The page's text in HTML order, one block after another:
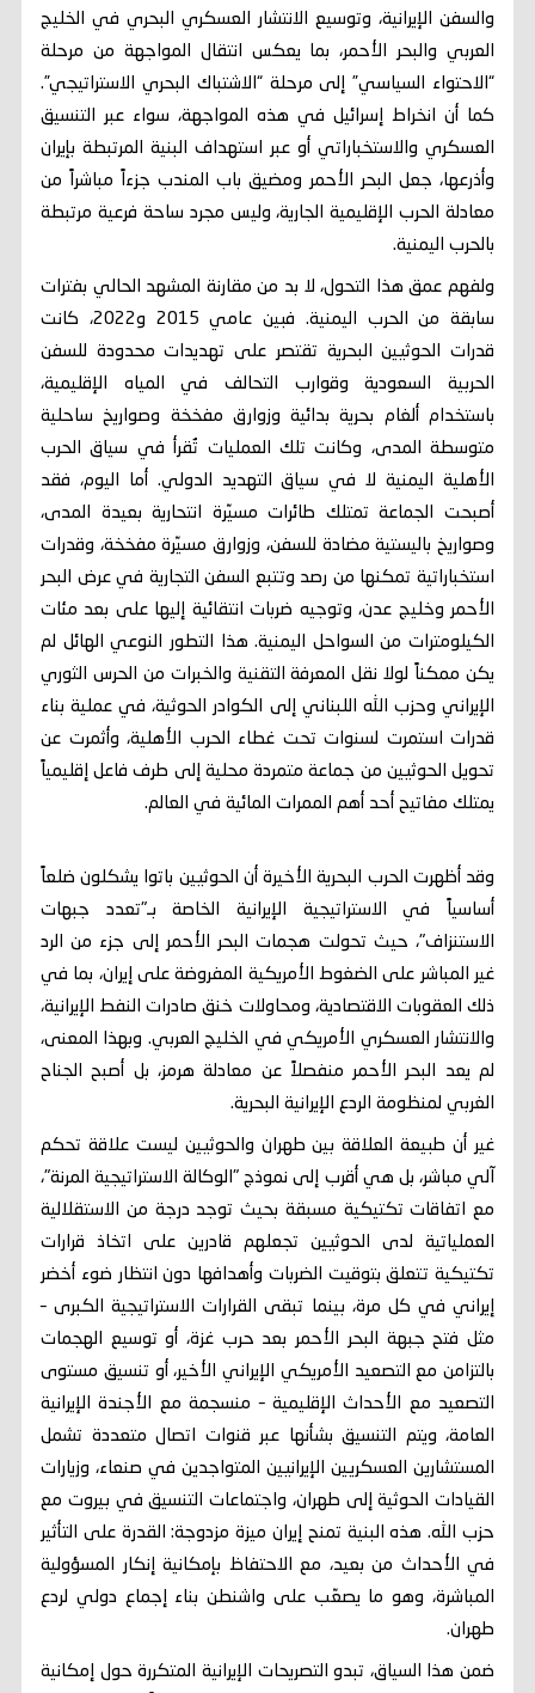
والسفن الإيرانية، وتوسيع الانتشار العسكري البحري في الخليج
العربي والبحر الأحمر، بما يعكس انتقال المواجهة من مرحلة
“الاحتواء السياسي” إلى مرحلة “الاشتباك البحري الاستراتيجي”.
كما أن انخراط إسرائيل في هذه المواجهة، سواء عبر التنسيق
العسكري والاستخباراتي أو عبر استهداف البنية المرتبطة بإيران
وأذرعها، جعل البحر الأحمر ومضيق باب المندب جزءاً مباشراً من
معادلة الحرب الإقليمية الجارية، وليس مجرد ساحة فرعية مرتبطة
بالحرب اليمنية.
ولفهم عمق هذا التحول، لا بد من مقارنة المشهد الحالي بفترات
سابقة من الحرب اليمنية. فبين عامي 2015 و2022، كانت
قدرات الحوثيين البحرية تقتصر على تهديدات محدودة للسفن
الحربية السعودية وقوارب التحالف في المياه الإقليمية،
باستخدام ألغام بحرية بدائية وزوارق مفخخة وصواريخ ساحلية
متوسطة المدى، وكانت تلك العمليات تُقرأ في سياق الحرب
الأهلية اليمنية لا في سياق التهديد الدولي. أما اليوم، فقد
أصبحت الجماعة تمتلك طائرات مسيّرة انتحارية بعيدة المدى،
وصواريخ باليستية مضادة للسفن، وزوارق مسيّرة مفخخة، وقدرات
استخباراتية تمكنها من رصد وتتبع السفن التجارية في عرض البحر
الأحمر وخليج عدن، وتوجيه ضربات انتقائية إليها على بعد مئات
الكيلومترات من السواحل اليمنية. هذا التطور النوعي الهائل لم
يكن ممكناً لولا نقل المعرفة التقنية والخبرات من الحرس الثوري
الإيراني وحزب الله اللبناني إلى الكوادر الحوثية، في عملية بناء
قدرات استمرت لسنوات تحت غطاء الحرب الأهلية، وأثمرت عن
تحويل الحوثيين من جماعة متمردة محلية إلى طرف فاعل إقليمياً
يمتلك مفاتيح أحد أهم الممرات المائية في العالم.
وقد أظهرت الحرب البحرية الأخيرة أن الحوثيين باتوا يشكلون ضلعاً
أساسياً في الاستراتيجية الإيرانية الخاصة بـ"تعدد جبهات
الاستنزاف"، حيث تحولت هجمات البحر الأحمر إلى جزء من الرد
غير المباشر على الضغوط الأمريكية المفروضة على إيران، بما في
ذلك العقوبات الاقتصادية، ومحاولات خنق صادرات النفط الإيرانية،
والانتشار العسكري الأمريكي في الخليج العربي. وبهذا المعنى،
لم يعد البحر الأحمر منفصلاً عن معادلة هرمز، بل أصبح الجناح
الغربي لمنظومة الردع الإيرانية البحرية.
غير أن طبيعة العلاقة بين طهران والحوثيين ليست علاقة تحكم
آلي مباشر، بل هي أقرب إلى نموذج "الوكالة الاستراتيجية المرنة"،
مع اتفاقات تكتيكية مسبقة بحيث توجد درجة من الاستقلالية
العملياتية لدى الحوثيين تجعلهم قادرين على اتخاذ قرارات
تكتيكية تتعلق بتوقيت الضربات وأهدافها دون انتظار ضوء أخضر
إيراني في كل مرة، بينما تبقى القرارات الاستراتيجية الكبرى –
مثل فتح جبهة البحر الأحمر بعد حرب غزة، أو توسيع الهجمات
بالتزامن مع التصعيد الأمريكي الإيراني الأخير، أو تنسيق مستوى
التصعيد مع الأحداث الإقليمية – منسجمة مع الأجندة الإيرانية
العامة، ويتم التنسيق بشأنها عبر قنوات اتصال متعددة تشمل
المستشارين العسكريين الإيرانيين المتواجدين في صنعاء، وزيارات
القيادات الحوثية إلى طهران، واجتماعات التنسيق في بيروت مع
حزب الله. هذه البنية تمنح إيران ميزة مزدوجة: القدرة على التأثير
في الأحداث من بعيد، مع الاحتفاظ بإمكانية إنكار المسؤولية
المباشرة، وهو ما يصعّب على واشنطن بناء إجماع دولي لردع
طهران.
ضمن هذا السياق، تبدو التصريحات الإيرانية المتكررة حول إمكانية